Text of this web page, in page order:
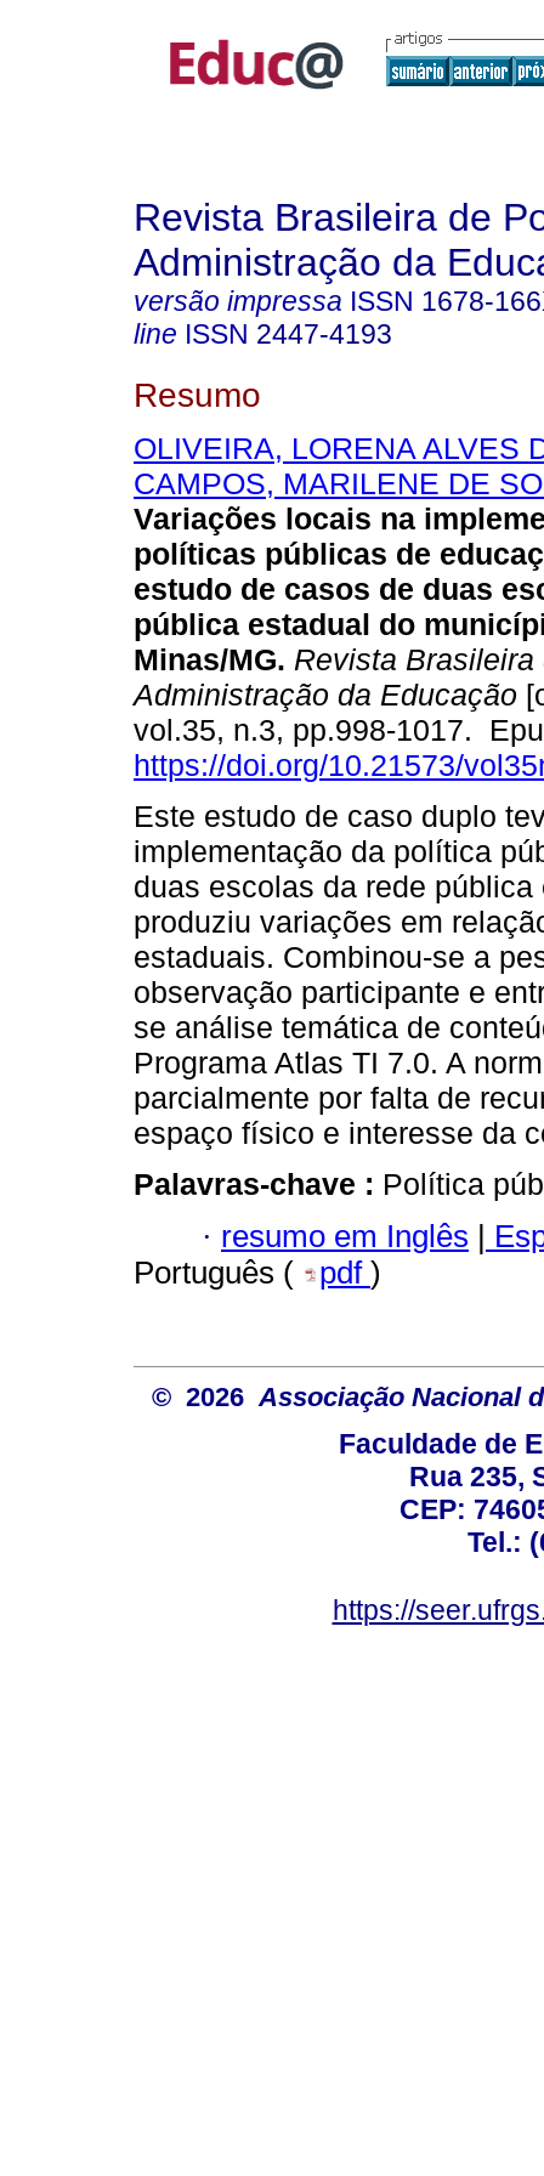
Revista Brasileira de
Administração da
versão impressa ISSN 1678-
line ISSN 2447-4193
Resumo
OLIVEIRA, LORENA ALVES
CAMPOS, MARILENE DE
Variações locais na
políticas públicas de
estudo de casos de duas
pública estadual do
Minas/MG. Revista
Administração da Educação
vol.35, n.3, pp.998-1017.
https://doi.org/10.21573/
Este estudo de caso duplo
implementação da política
duas escolas da rede
produziu variações em
estaduais. Combinou-se a
observação participante e
se análise temática de
Programa Atlas TI 7.0. A
parcialmente por falta de
espaço físico e interesse da
Palavras-chave : Política
· resumo em Inglês |
Português (
pdf )
© 2026 Associação Nacional
Faculdade de
Rua 235,
CEP:
Tel.:
https://